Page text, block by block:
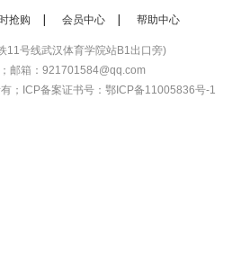
抢购 会员中心 帮助中心
11号线武汉体育学院站B1出口旁)
邮箱：921701584@qq.com
；ICP备案证书号： 鄂ICP备11005836号-1